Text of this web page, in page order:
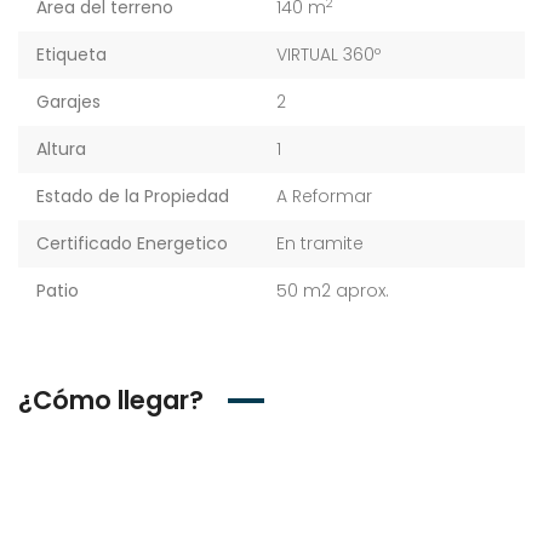
Área del terreno 140 m
Etiqueta
VIRTUAL 360º
Garajes
2
Altura
1
Estado de la Propiedad
A Reformar
Certificado Energetico
En tramite
Patio
50 m2 aprox.
¿Cómo llegar?